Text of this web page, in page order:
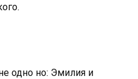
одно но: Эмилия и